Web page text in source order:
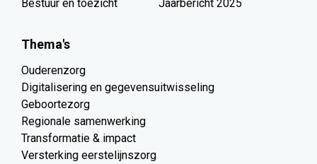
Bestuur en toezicht
Jaarbericht 2025
Thema's
Ouderenzorg
Digitalisering en gegevensuitwisseling
Geboortezorg
Regionale samenwerking
Transformatie & impact
Versterking eerstelijnszorg